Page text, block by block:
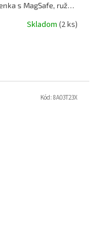
Rixus RXCH20P - držiak na karty/peňaženka s MagSafe, ružová
Skladom (2 ks)
Kód: 8A03T23X